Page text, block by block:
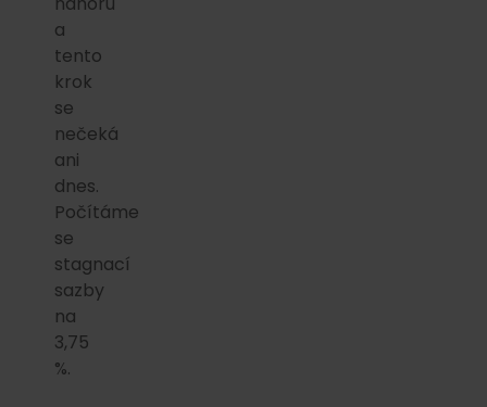
a
tento
krok
se
nečeká
ani
dnes.
Počítáme
se
stagnací
sazby
na
3,75
%.